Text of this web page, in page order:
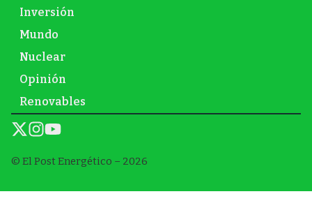
Inversión
Mundo
Nuclear
Opinión
Renovables
© El Post Energético – 2026